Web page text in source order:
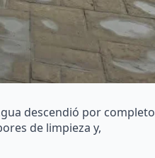
descendió por completo
de limpieza y,